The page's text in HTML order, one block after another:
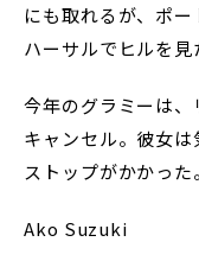
にも取れるが、ポ
ハーサルでヒルを見
今年のグラミーは
キャンセル。彼女は
ストップがかかった。
Ako Suzuki